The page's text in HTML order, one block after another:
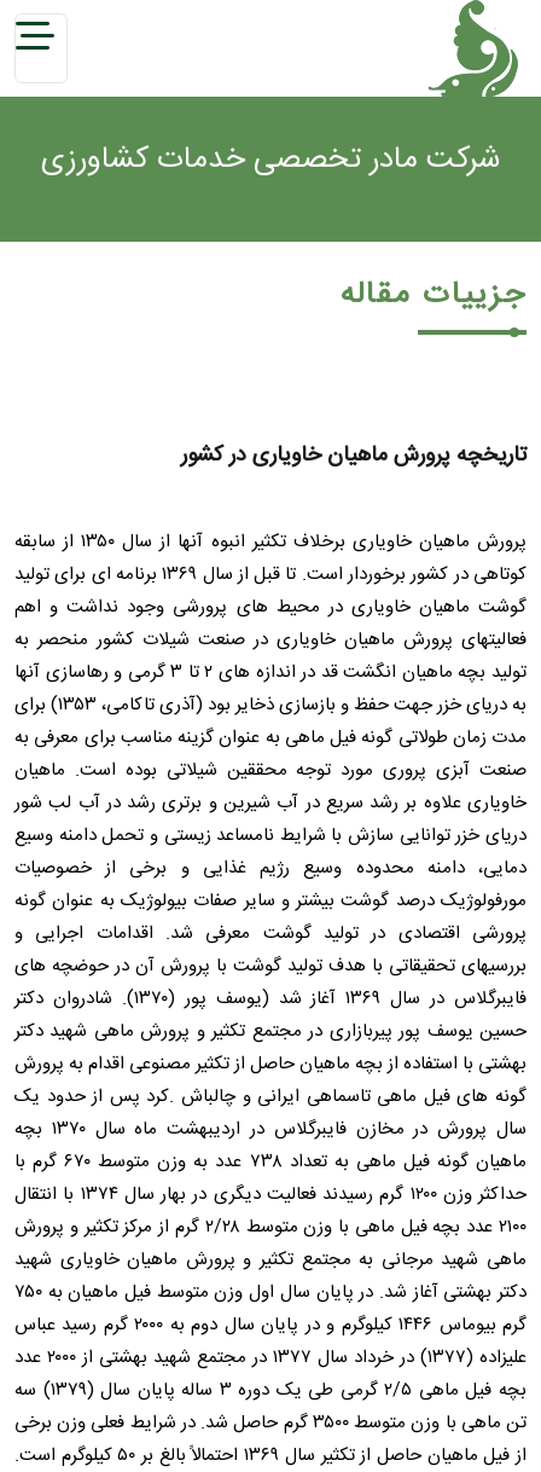
شرکت مادر تخصصی خدمات کشاورزی
جزییات مقاله
تاریخچه پرورش ماهیان خاویاری در کشور
پرورش ماهیان خاویاری برخلاف تکثیر انبوه آنها از سال ۱۳۵۰ از سابقه
کوتاهی در کشور برخوردار است. تا قبل از سال ۱۳۶۹ برنامه ای برای تولید
گوشت ماهیان خاویاری در محیط های پرورشی وجود نداشت و اهم
فعالیتهای پرورش ماهیان خاویاری در صنعت شیلات کشور منحصر به
تولید بچه ماهیان انگشت قد در اندازه های ۲ تا ۳ گرمی و رهاسازی آنها
به دریای خزر جهت حفظ و بازسازی ذخایر بود (آذری تاکامی، ۱۳۵۳) برای
مدت زمان طولاتی گونه فیل ماهی به عنوان گزینه مناسب برای معرفی به
صنعت آبزی پروری مورد توجه محققین شیلاتی بوده است. ماهیان
خاویاری علاوه بر رشد سریع در آب شیرین و برتری رشد در آب لب شور
دریای خزر توانایی سازش با شرایط نامساعد زیستی و تحمل دامنه وسیع
دمایی، دامنه محدوده وسیع رژیم غذایی و برخی از خصوصیات
مورفولوژیک درصد گوشت بیشتر و سایر صفات بیولوژیک به عنوان گونه
پرورشی اقتصادی در تولید گوشت معرفی شد. اقدامات اجرایی و
بررسیهای تحقیقاتی با هدف تولید گوشت با پرورش آن در حوضچه های
فایبرگلاس در سال ۱۳۶۹ آغاز شد (یوسف پور (۱۳۷۰). شادروان دکتر
حسین یوسف پور پیربازاری در مجتمع تکثیر و پرورش ماهی شهید دکتر
بهشتی با استفاده از بچه ماهیان حاصل از تکثیر مصنوعی اقدام به پرورش
گونه های فیل ماهی تاسماهی ایرانی و چالباش .کرد پس از حدود یک
سال پرورش در مخازن فایبرگلاس در اردیبهشت ماه سال ۱۳۷۰ بچه
ماهیان گونه فیل ماهی به تعداد ۷۳۸ عدد به وزن متوسط ۶۷۰ گرم با
حداکثر وزن ۱۲۰۰ گرم رسیدند فعالیت دیگری در بهار سال ۱۳۷۴ با انتقال
۲۱۰۰ عدد بچه فیل ماهی با وزن متوسط ۲/۲۸ گرم از مرکز تکثیر و پرورش
ماهی شهید مرجانی به مجتمع تکثیر و پرورش ماهیان خاویاری شهید
دکتر بهشتی آغاز شد. در پایان سال اول وزن متوسط فیل ماهیان به ۷۵۰
گرم بیوماس ۱۴۴۶ کیلوگرم و در پایان سال دوم به ۲۰۰۰ گرم رسید عباس
علیزاده (۱۳۷۷) در خرداد سال ۱۳۷۷ در مجتمع شهید بهشتی از ۲۰۰۰ عدد
بچه فیل ماهی ۲/۵ گرمی طی یک دوره ۳ ساله پایان سال (۱۳۷۹) سه
تن ماهی با وزن متوسط ۳۵۰۰ گرم حاصل شد. در شرایط فعلی وزن برخی
از فیل ماهیان حاصل از تکثیر سال ۱۳۶۹ احتمالاً بالغ بر ۵۰ کیلوگرم است.